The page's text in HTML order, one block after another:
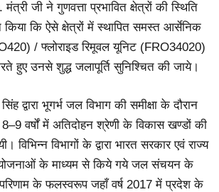
जी ने गुणवत्ता प्रभावित क्षेत्रों की स्थिति
किया कि ऐसे क्षेत्रों में स्थापित समस्त आर्सेनिक
/ फ्लोराइड रिमूवल यूनिट (FRO34020)
हुए उनसे शुद्ध जलापूर्ति सुनिश्चित की जाये।
द्वारा भूगर्भ जल विभाग की समीक्षा के दौरान
वर्षों में अतिदोहन श्रेणी के विकास खण्डों की
विभिन्न विभागों के द्वारा भारत सरकार एवं राज्य
योजनाओं के माध्यम से किये गये जल संचयन के
परिणाम के फलस्वरूप जहाँ वर्ष 2017 में प्रदेश के